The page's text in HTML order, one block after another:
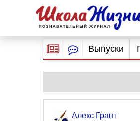
Выпуски
Алекс Грант